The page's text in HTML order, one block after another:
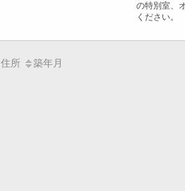
の特別室、
ください。
住所 築年月